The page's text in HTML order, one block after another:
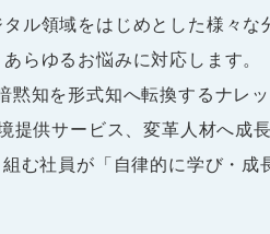
ル領域をはじめとした様々
らゆるお悩みに対応します。
知を形式知へ転換するナレ
供サービス、変革人材へ成
む社員が「自律的に学び・成